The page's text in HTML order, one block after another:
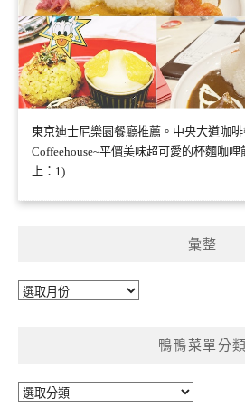
東京迪士尼樂園餐廳推薦。中央大道咖啡
Coffeehouse~平價美味超可愛的杯麵咖
上：1)
彙整
彙
鴨鴨菜單分類
鴨